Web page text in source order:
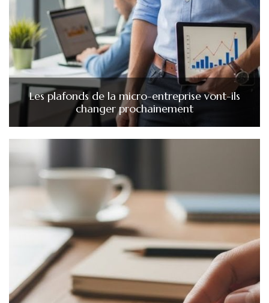
Les plafonds de la micro-entreprise vont-ils
changer prochainement